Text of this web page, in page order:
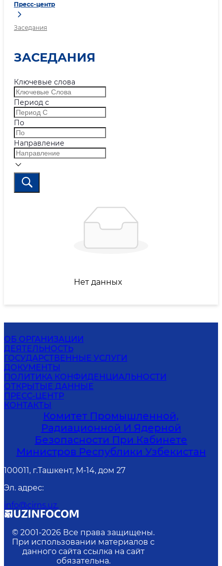
Пресс-центр
Заседания
ЗАСЕДАНИЯ
Ключевые слова
Период с
По
Направление
Нет данных
ОБ ОРГАНИЗАЦИИ
ДЕЯТЕЛЬНОСТЬ
ГОСУДАРСТВЕННЫЕ УСЛУГИ
ДОКУМЕНТЫ
ПОЛИТИКА КОНФИДЕНЦИАЛЬНОСТИ
ОТКРЫТЫЕ ДАННЫЕ
ПРЕСС-ЦЕНТР
КОНТАКТЫ
Комитет Промышленной,
Радиационной И Ядерной
Безопасности При Кабинете
Министров Республики Узбекистан
100011, г.Ташкент, М-14, дом 27
Эл. адрес:
info@cirns.uz.
© 2001-2026 Все права защищены.
При использовании материалов с
данного сайта ссылка на сайт
обязательна.